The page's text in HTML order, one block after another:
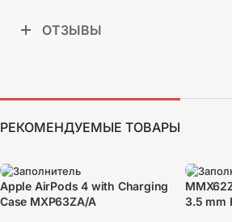
ОТЗЫВЫ
РЕКОМЕНДУЕМЫЕ ТОВАРЫ
Apple AirPods 4 with Charging
Case MXP63ZA/A
3.5 mm